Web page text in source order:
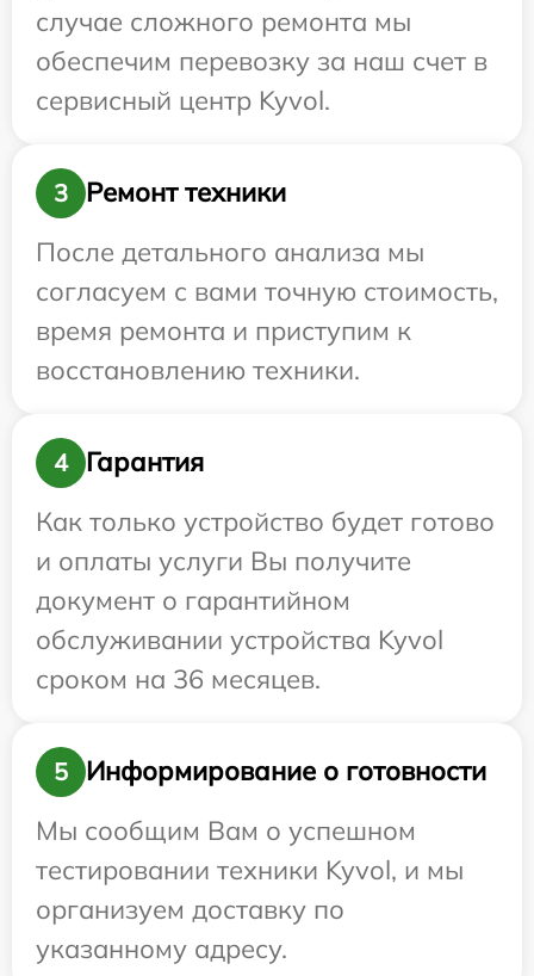
случае сложного ремонта мы
обеспечим перевозку за наш счет в
сервисный центр Kyvol.
3
Ремонт техники
После детального анализа мы
согласуем с вами точную стоимость,
время ремонта и приступим к
восстановлению техники.
4
Гарантия
Как только устройство будет готово
и оплаты услуги Вы получите
документ о гарантийном
обслуживании устройства Kyvol
сроком на 36 месяцев.
5
Информирование о готовности
Мы сообщим Вам о успешном
тестировании техники Kyvol, и мы
организуем доставку по
указанному адресу.